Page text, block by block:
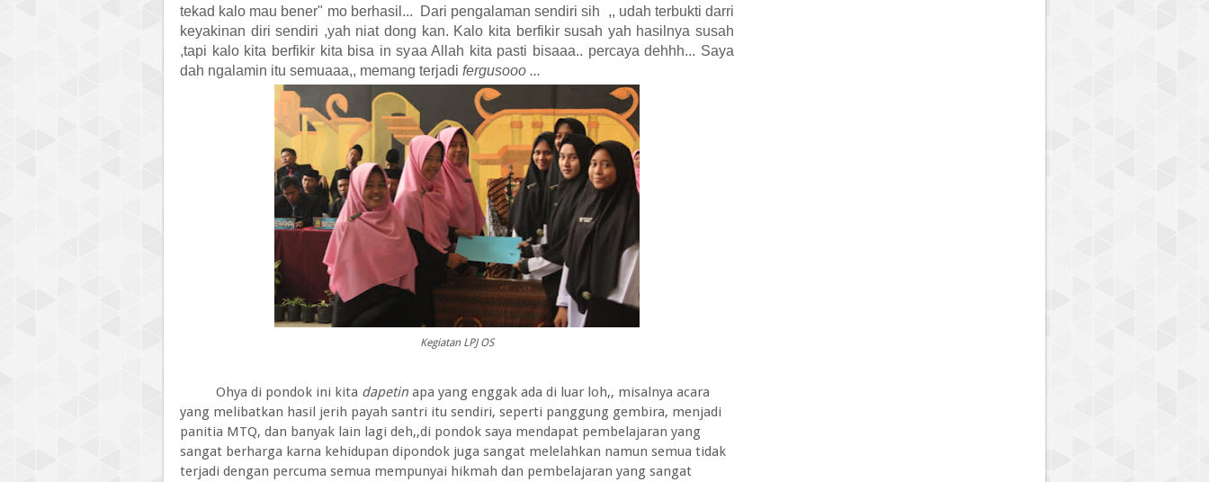
tekad kalo mau bener" mo berhasil...
Dari pengalaman sendiri sih
,, udah terbukti darri
keyakinan diri sendiri ,yah niat dong kan. Kalo kita berfikir susah yah hasilnya susah
,tapi kalo kita berfikir kita bisa in syaa Allah kita pasti bisaaa.. percaya dehhh... Saya
dah ngalamin itu semuaaa,, memang terjadi fergusooo ...
Kegiatan LPJ OS
Ohya di pondok ini kita dapetin apa yang enggak ada di luar loh,, misalnya acara
yang melibatkan hasil jerih payah santri itu sendiri, seperti panggung gembira, menjadi
panitia MTQ, dan banyak lain lagi deh,,di pondok saya mendapat pembelajaran yang
sangat berharga karna kehidupan dipondok juga sangat melelahkan namun semua tidak
terjadi dengan percuma semua mempunyai hikmah dan pembelajaran yang sangat